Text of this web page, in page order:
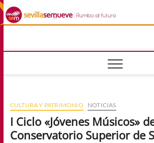
Saltar
al
contenido
CULTURA Y PATRIMONIO NOTICIAS
I Ciclo «Jóvenes Músicos»
Conservatorio Superior de